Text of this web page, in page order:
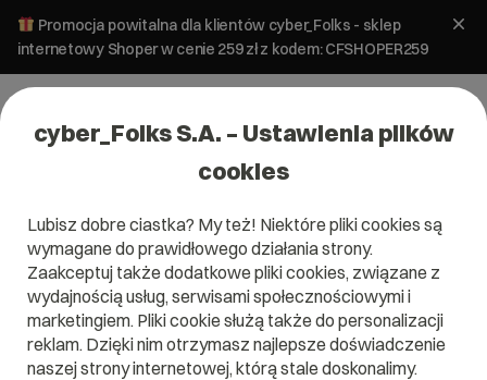
Promocja powitalna dla klientów cyber_Folks - sklep
internetowy Shoper w cenie 259 zł z kodem: CFSHOPER259
Domena .email
Ważne komunikaty wysyłaj z .email!
cyber_Folks S.A. – Ustawienia plików
cookies
Lubisz dobre ciastka? My też! Niektóre pliki cookies są
wymagane do prawidłowego działania strony.
Zaakceptuj także dodatkowe pliki cookies, związane z
wydajnością usług, serwisami społecznościowymi i
marketingiem. Pliki cookie służą także do personalizacji
reklam. Dzięki nim otrzymasz najlepsze doświadczenie
naszej strony internetowej, którą stale doskonalimy.